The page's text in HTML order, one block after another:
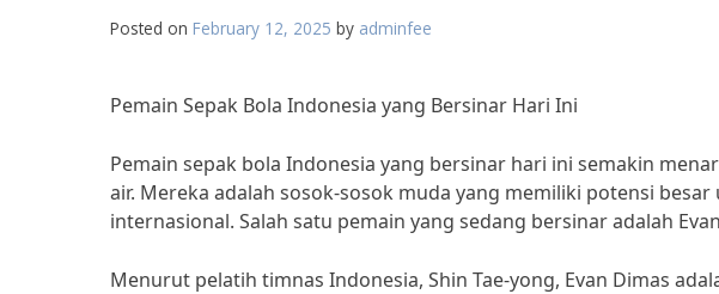
Posted on February 12, 2025 by adminfee
Pemain Sepak Bola Indonesia yang Bersinar Hari Ini
Pemain sepak bola Indonesia yang bersinar hari ini semakin
air. Mereka adalah sosok-sosok muda yang memiliki potensi
internasional. Salah satu pemain yang sedang bersinar adalah
Menurut pelatih timnas Indonesia, Shin Tae-yong, Evan Dimas